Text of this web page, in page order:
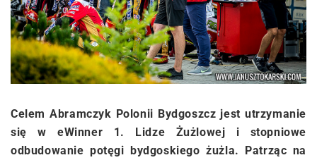
Celem Abramczyk Polonii Bydgoszcz jest utrzymanie
się w eWinner 1. Lidze Żużlowej i stopniowe
odbudowanie potęgi bydgoskiego żużla. Patrząc na